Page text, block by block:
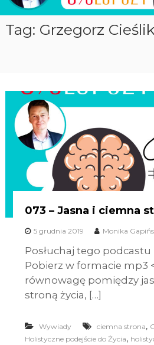
Tag: Grzegorz
073 – Jasna i ciemna
5 grudnia 2019 Monika
Posłuchaj tego podcastu
Pobierz w formacie mp3
równowagę pomiędzy
stroną życia, […]
Wywiady ciemna strona,
Holistyczne podejście do Życia,